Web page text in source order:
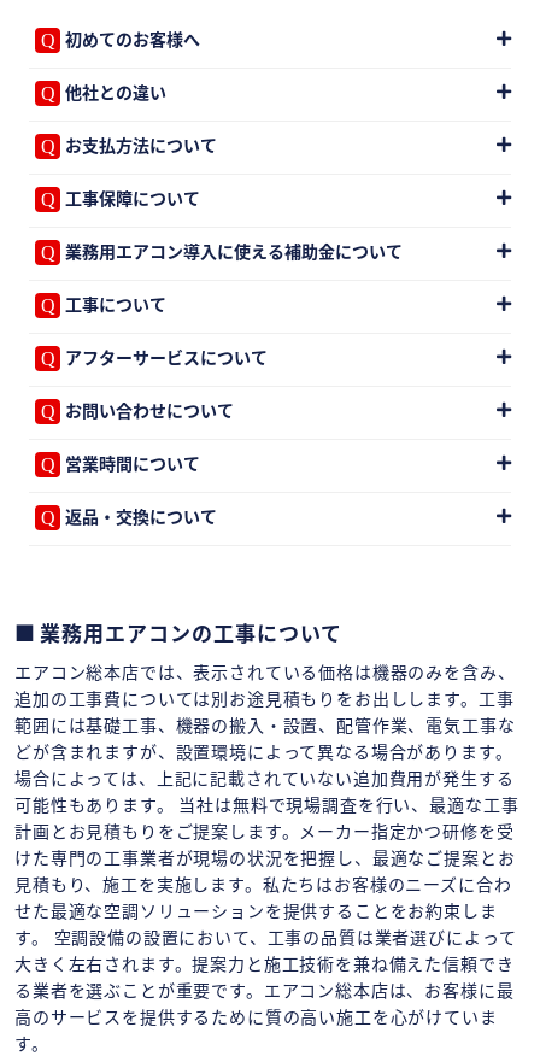
初めてのお客様へ
他社との違い
お支払方法について
工事保障について
業務用エアコン導入に使える補助金について
工事について
アフターサービスについて
お問い合わせについて
営業時間について
返品・交換について
業務用エアコンの工事について
エアコン総本店では、表示されている価格は機器のみを含み、
追加の工事費については別お途見積もりをお出しします。工事
範囲には基礎工事、機器の搬入・設置、配管作業、電気工事な
どが含まれますが、設置環境によって異なる場合があります。
場合によっては、上記に記載されていない追加費用が発生する
可能性もあります。 当社は無料で現場調査を行い、最適な工事
計画とお見積もりをご提案します。メーカー指定かつ研修を受
けた専門の工事業者が現場の状況を把握し、最適なご提案とお
見積もり、施工を実施します。私たちはお客様のニーズに合わ
せた最適な空調ソリューションを提供することをお約束しま
す。 空調設備の設置において、工事の品質は業者選びによって
大きく左右されます。提案力と施工技術を兼ね備えた信頼でき
る業者を選ぶことが重要です。エアコン総本店は、お客様に最
高のサービスを提供するために質の高い施工を心がけていま
す。